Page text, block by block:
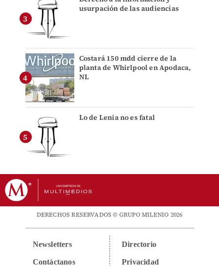
usurpación de las audiencias
Costará 150 mdd cierre de la
planta de Whirlpool en Apodaca,
NL
Lo de Lenia no es fatal
DERECHOS RESERVADOS © GRUPO MILENIO 2026
Newsletters
Contáctanos
Directorio
Privacidad